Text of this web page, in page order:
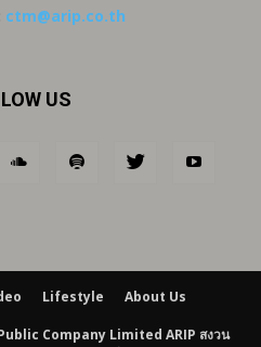
ctm@arip.co.th
US
Lifestyle About Us
Company Limited ARIP สงวน